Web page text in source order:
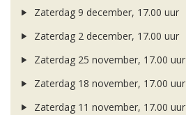
Zaterdag 9 december, 17.00 uur
Zaterdag 2 december, 17.00 uur
Zaterdag 25 november, 17.00 uur
Zaterdag 18 november, 17.00 uur
Zaterdag 11 november, 17.00 uur